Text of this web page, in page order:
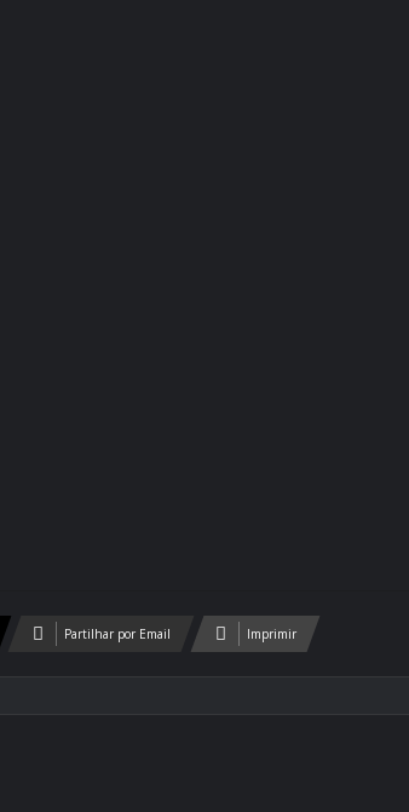
Partilhar por Email Imprimir